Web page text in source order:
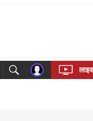
Tamil Kannada